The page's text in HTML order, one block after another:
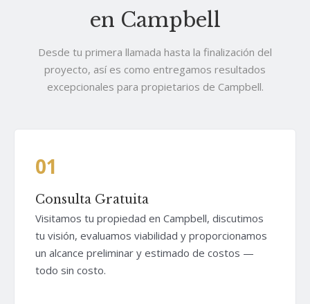
en Campbell
Desde tu primera llamada hasta la finalización del
proyecto, así es como entregamos resultados
excepcionales para propietarios de Campbell.
01
Consulta Gratuita
Visitamos tu propiedad en Campbell, discutimos
tu visión, evaluamos viabilidad y proporcionamos
un alcance preliminar y estimado de costos —
todo sin costo.